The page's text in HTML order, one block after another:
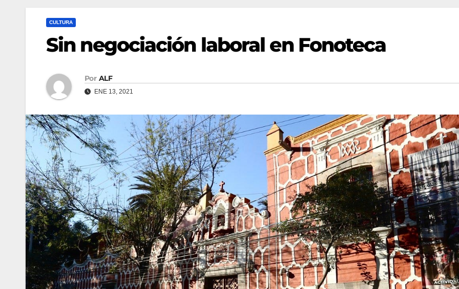
CULTURA
Sin negociación laboral en Fonoteca
Por ALF
ENE 13, 2021